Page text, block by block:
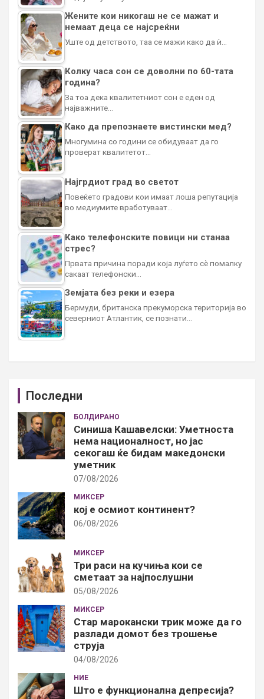
Жените кои никогаш не се мажат и
немаат деца се најсреќни
Уште од детството, таа се мажи како да ѝ…
Колку часа сон се доволни по 60-тата
година?
За тоа дека квалитетниот сон е еден од
најважните…
Како да препознаете вистински мед?
Многумина со години се обидуваат да го
проверат квалитетот…
Најгрдиот град во светот
Повеќето градови кои имаат лоша репутација
во медиумите вработуваат…
Како телефонските повици ни станаа
стрес?
Првата причина поради која луѓето сè помалку
сакаат телефонски…
Земјата без реки и езера
Бермуди, британска прекуморска територија во
северниот Атлантик, се познати…
Последни
БОЛДИРАНО
Синиша Кашавелски: Уметноста
нема националност, но јас
секогаш ќе бидам македонски
уметник
07/08/2026
МИКСЕР
кој е осмиот континент?
06/08/2026
МИКСЕР
Три раси на кучиња кои се
сметаат за најпослушни
05/08/2026
МИКСЕР
Стар марокански трик може да го
разлади домот без трошење
струја
04/08/2026
НИЕ
Што е функционална депресија?